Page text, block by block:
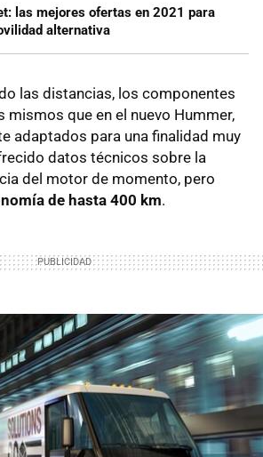
las mejores ofertas en 2021 para
alternativa
las distancias, los componentes
mismos que en el nuevo Hummer,
adaptados para una finalidad muy
datos técnicos sobre la
del motor de momento, pero
de hasta 400 km.